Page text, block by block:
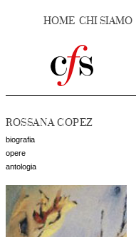
HOME CHI SIAMO
ROSSANA COPEZ
biografia
opere
antologia